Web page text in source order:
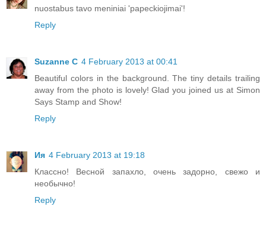
nuostabus tavo meniniai 'papeckiojimai'!
Reply
Suzanne C 4 February 2013 at 00:41
Beautiful colors in the background. The tiny details trailing
away from the photo is lovely! Glad you joined us at Simon
Says Stamp and Show!
Reply
Ия 4 February 2013 at 19:18
Классно! Весной запахло, очень задорно, свежо и
необычно!
Reply